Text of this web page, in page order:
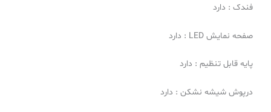
فندک : دارد
صفحه نمایش LED : دارد
پایه قابل تنظیم : دارد
درپوش شیشه نشکن : دارد